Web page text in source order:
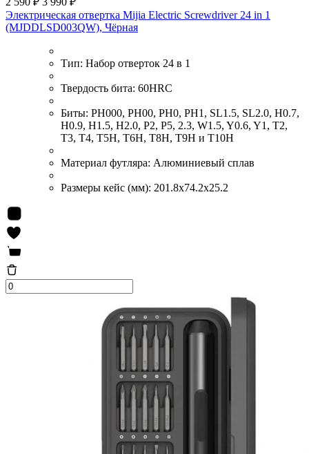
Электрическая отвертка Mijia Electric Screwdriver 24 in 1
(MJDDLSD003QW), Чёрная
Тип: Набор отверток 24 в 1
Твердость бита: 60HRC
Биты: PH000, PH00, PH0, PH1, SL1.5, SL2.0, H0.7,
H0.9, H1.5, H2.0, P2, P5, 2.3, W1.5, Y0.6, Y1, T2,
T3, T4, T5H, T6H, T8H, T9H и T10H
Материал футляра: Алюминиевый сплав
Размеры кейс (мм): 201.8x74.2x25.2